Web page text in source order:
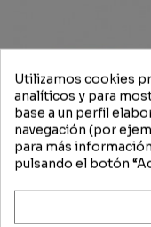
Utilizamos cookies
analíticos y para
base a un perfil
navegación (por
para más
pulsando el botón